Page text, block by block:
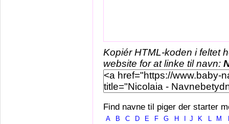
Kopiér HTML-koden i feltet
website for at linke til navn:
Find navne til piger der starter
A B C D E F G H J K L M